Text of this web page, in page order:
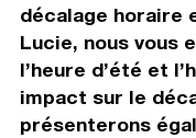
décalage horaire
Lucie, nous vous
l’heure d’été et
impact sur le
présenterons